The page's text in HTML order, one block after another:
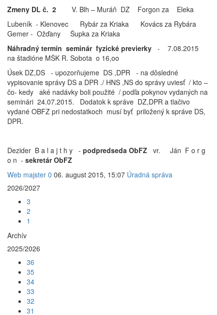
Zmeny DL č. 2 V. Blh – Muráň DZ Forgon za Eleka
Lubeník - Klenovec Rybár za Kriaka Kovács za Rybára
Gemer - Ožďany Šupka za Kriaka
Náhradný termín seminár fyzické previerky - 7.08.2015
na štadióne MŠK R. Sobota o 16,oo
Úsek DZ,DS - upozorňujeme DS ,DPR - na dôsledné
vypisovanie správy DS a DPR ./ HNS ,NS do správy uviesť / kto –
čo- kedy aké nadávky boli použité / podľa pokynov vydaných na
seminári 24.07.2015. Dodatok k správe DZ,DPR a tlačivo
vydané OBFZ pri nedostatkoch musí byť priložený k správe DS,
DPR.
Dezider B a l a j t h y - podpredseda ObFZ
vr. Ján F o r g
o n - sekretár ObFZ
Web majster 0 06. august 2015, 15:07 Úradná správa
2026/2027
3
2
1
Archív
2025/2026
36
35
34
33
32
31